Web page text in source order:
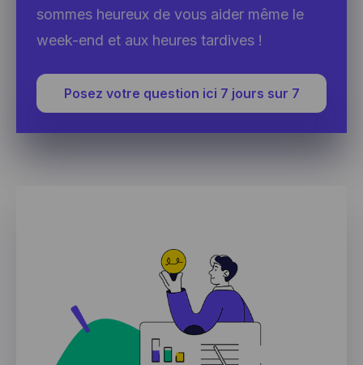
sommes heureux de vous aider même le
week-end et aux heures tardives !
Posez votre question ici 7 jours sur 7